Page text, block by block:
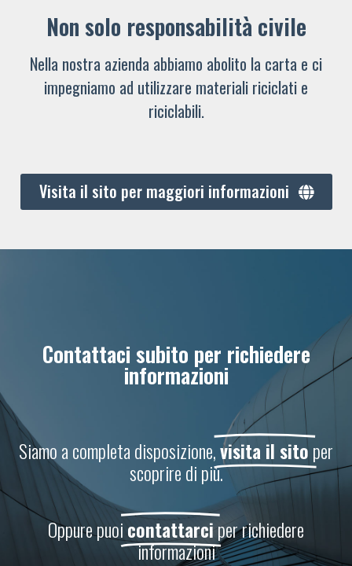
Non solo responsabilità civile
Nella nostra azienda abbiamo abolito la carta e ci
impegniamo ad utilizzare materiali riciclati e
riciclabili.
Visita il sito per maggiori informazioni
Contattaci subito per richiedere
informazioni
Siamo a completa disposizione,visita il sitoper
scoprire di più.
Oppure puoicontattarciper richiedere
informazioni